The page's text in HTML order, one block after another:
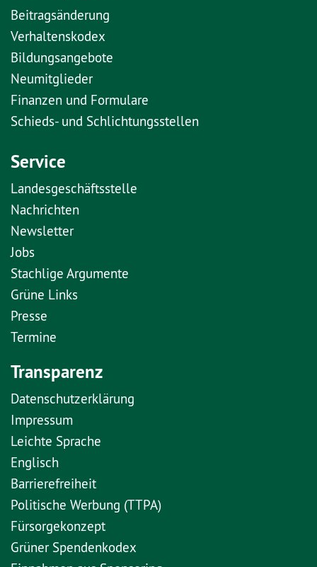
Beitragsänderung
Verhaltenskodex
Bildungsangebote
Neumitglieder
Finanzen und Formulare
Schieds- und Schlichtungsstellen
Service
Landesgeschäftsstelle
Nachrichten
Newsletter
Jobs
Stachlige Argumente
Grüne Links
Presse
Termine
Transparenz
Datenschutzerklärung
Impressum
Leichte Sprache
Englisch
Barrierefreiheit
Politische Werbung (TTPA)
Fürsorgekonzept
Grüner Spendenkodex